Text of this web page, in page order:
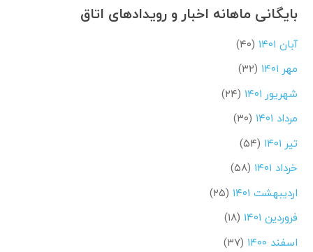
بایگانی ماهانه اخبار و رویدادهای اتاق
آبان ۱۴۰۱
(۴۰)
مهر ۱۴۰۱
(۳۲)
شهریور ۱۴۰۱
(۲۴)
مرداد ۱۴۰۱
(۳۰)
تیر ۱۴۰۱
(۵۴)
خرداد ۱۴۰۱
(۵۸)
اردیبهشت ۱۴۰۱
(۲۵)
فروردین ۱۴۰۱
(۱۸)
اسفند ۱۴۰۰
(۳۷)